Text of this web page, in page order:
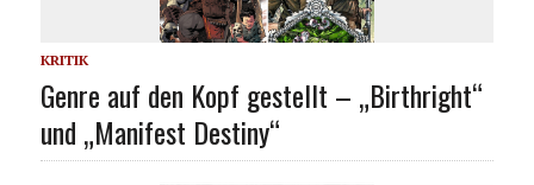
KRITIK
Genre auf den Kopf gestellt – „Birthright“
und „Manifest Destiny“